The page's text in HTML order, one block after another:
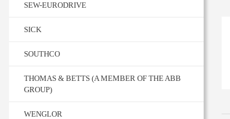
SEW-EURODRIVE
SICK
SOUTHCO
THOMAS & BETTS (A MEMBER OF THE ABB
GROUP)
WENGLOR